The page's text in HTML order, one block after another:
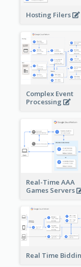
Hosting Filers
Complex Event
Processing
Real-Time AAA
Games Servers
Real Time